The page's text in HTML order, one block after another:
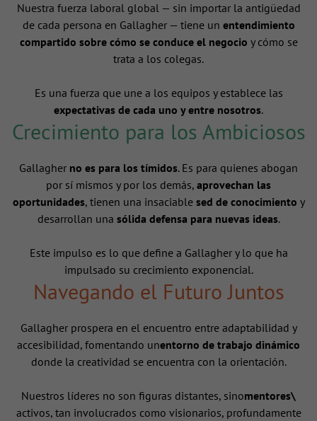
Nuestra fuerza laboral global — sin importar la antigüedad
de cada persona en Gallagher — tiene un entendimiento
compartido sobre cómo se conduce el negocio y cómo se
trata a los colegas.
Es una fuerza que une a los equipos y establece las
expectativas de cada uno y entre nosotros.
Crecimiento para los Ambiciosos
Gallagher no es para los tímidos. Es para quienes abogan
por sí mismos y por los demás, aprovechan las
oportunidades, tienen una insaciable sed de conocimiento y
desarrollan una sólida defensa para nuevas ideas.
Este impulso es lo que define a Gallagher y lo que ha
impulsado su crecimiento exponencial.
Navegando el Futuro Juntos
Gallagher prospera en el encuentro entre adaptabilidad y
accesibilidad, fomentando unentorno de trabajo dinámico
donde la creatividad se encuentra con la orientación.
Nuestros líderes no son figuras distantes, sinomentores\
activos, tan involucrados como visionarios, profundamente